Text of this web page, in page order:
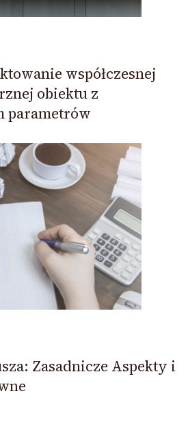
współczesnej
obiektu z
parametrów
Zasadnicze Aspekty i